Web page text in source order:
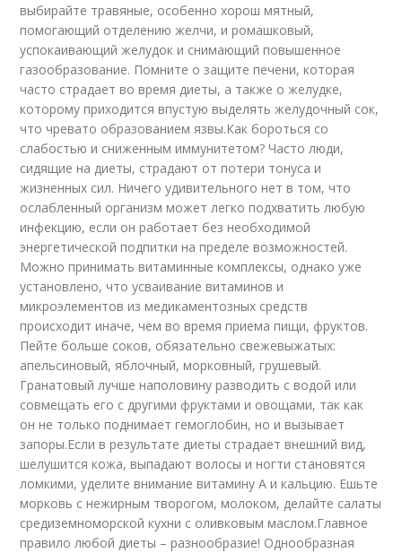
выбирайте травяные, особенно хорош мятный,
помогающий отделению желчи, и ромашковый,
успокаивающий желудок и снимающий повышенное
газообразование. Помните о защите печени, которая
часто страдает во время диеты, а также о желудке,
которому приходится впустую выделять желудочный сок,
что чревато образованием язвы.Как бороться со
слабостью и сниженным иммунитетом? Часто люди,
сидящие на диеты, страдают от потери тонуса и
жизненных сил. Ничего удивительного нет в том, что
ослабленный организм может легко подхватить любую
инфекцию, если он работает без необходимой
энергетической подпитки на пределе возможностей.
Можно принимать витаминные комплексы, однако уже
установлено, что усваивание витаминов и
микроэлементов из медикаментозных средств
происходит иначе, чем во время приема пищи, фруктов.
Пейте больше соков, обязательно свежевыжатых:
апельсиновый, яблочный, морковный, грушевый.
Гранатовый лучше наполовину разводить с водой или
совмещать его с другими фруктами и овощами, так как
он не только поднимает гемоглобин, но и вызывает
запоры.Если в результате диеты страдает внешний вид,
шелушится кожа, выпадают волосы и ногти становятся
ломкими, уделите внимание витамину А и кальцию. Ешьте
морковь с нежирным творогом, молоком, делайте салаты
средиземноморской кухни с оливковым маслом.Главное
правило любой диеты – разнообразие! Однообразная